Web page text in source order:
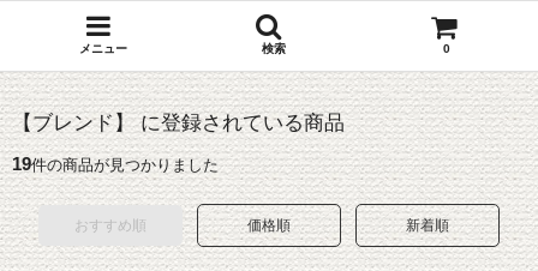
メニュー 検索 0
【ブレンド】 に登録されている商品
19件の商品が見つかりました
おすすめ順 価格順 新着順